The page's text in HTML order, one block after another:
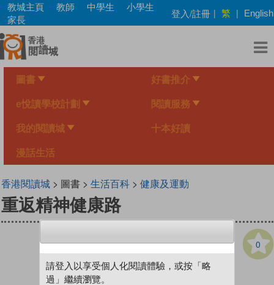
Skip
main
content
教城主頁 教師 中學生
小學生
家長
登入/註冊 | 繁 | English
圖書 好書推介
e悅讀學校計劃 閱讀服務
我的閱讀城 十本好讀
漫話生活
香港閱讀城> 圖書 > 生活百科> 健康及運動
重返精神健康路
0
請登入以享受個人化閱讀體驗，或按「略
過」繼續瀏覽。